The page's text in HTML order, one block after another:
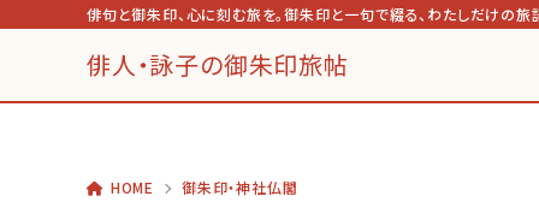
俳人・詠子の御朱印旅帖
俳句と御朱印、心に刻む旅を。御朱印と一句で綴る、わたしだけの
HOME 御朱印・神社仏閣